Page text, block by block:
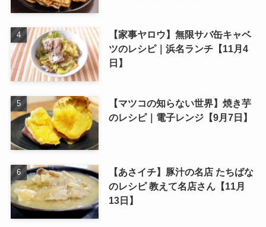
【家事ヤロウ】無限サバ缶キャベ
ツのレシピ｜浜名ランチ【11月4
日】
【マツコの知らない世界】焼き芋
のレシピ｜電子レンジ【9月7日】
【あさイチ】豚汁の名店 たちばな
のレシピ 教えて名店さん【11月
13日】